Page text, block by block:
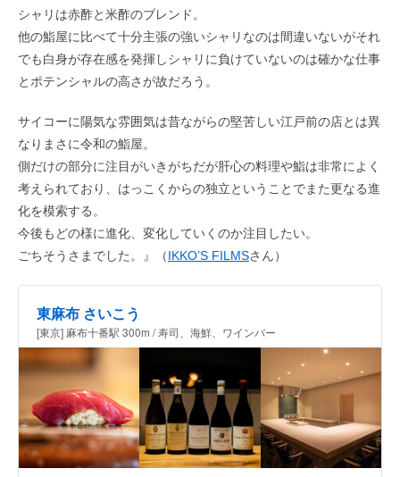
シャリは赤酢と米酢のブレンド。
他の鮨屋に比べて十分主張の強いシャリなのは間違いないがそれ
でも白身が存在感を発揮しシャリに負けていないのは確かな仕事
とポテンシャルの高さが故だろう。
サイコーに陽気な雰囲気は昔ながらの堅苦しい江戸前の店とは異
なりまさに令和の鮨屋。
側だけの部分に注目がいきがちだが肝心の料理や鮨は非常によく
考えられており、はっこくからの独立ということでまた更なる進
化を模索する。
今後もどの様に進化、変化していくのか注目したい。
ごちそうさまでした。』（IKKO’S FILMSさん）
東麻布 さいこう
[東京] 麻布十番駅 300m / 寿司、海鮮、ワインバー